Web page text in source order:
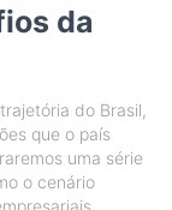
da
do Brasil,
que o país
uma série
o cenário